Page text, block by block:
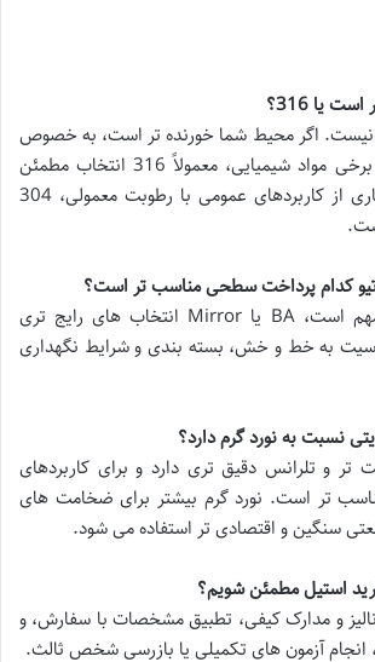
نیست. اگر محیط شما خورنده تر است، به خصوص
در تماس با نمک یا برخی مواد شیمیایی، معمولاً 316 انتخاب مطمئن
تری است. برای بسیاری از کاربردهای عمومی با رطوبت معمولی، 304
کدام پرداخت سطحی مناسب تر است؟
اگر براقیت و جلوه مهم است، BA یا Mirror انتخاب های رایج تری
به خط و خش، بسته بندی و شرایط نگهداری
نسبت به نورد گرم دارد؟
تر و تلرانس دقیق تری دارد و برای کاربردهای
تر است. نورد گرم بیشتر برای ضخامت های
سنگین و اقتصادی تر استفاده می شود.
استیل مطمئن شویم؟
و مدارک کیفی، تطبیق مشخصات با سفارش، و
آزمون های تکمیلی یا بازرسی شخص ثالث.